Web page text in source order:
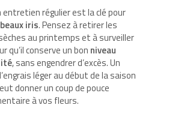
entretien régulier est la clé pour
beaux iris. Pensez à retirer les
au printemps et à surveiller
qu’il conserve un bon niveau
, sans engendrer d’excès. Un
léger au début de la saison
donner un coup de pouce
à vos fleurs.